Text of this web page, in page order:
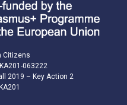
Citizens
063222
2019 – Key Action 2